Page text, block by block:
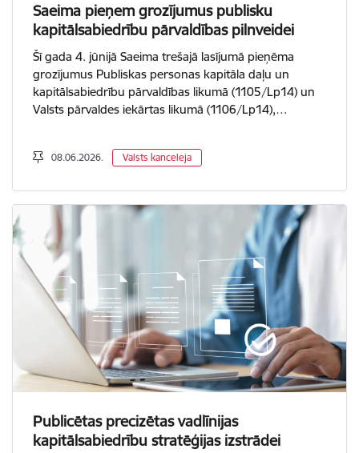
Saeima pieņem grozījumus publisku
kapitālsabiedrību pārvaldības pilnveidei
Šī gada 4. jūnijā Saeima trešajā lasījumā pieņēma
grozījumus Publiskas personas kapitāla daļu un
kapitālsabiedrību pārvaldības likumā (1105/Lp14) un
Valsts pārvaldes iekārtas likumā (1106/Lp14),…
08.06.2026. Valsts kanceleja
Publicētas precizētas vadlīnijas
kapitālsabiedrību stratēģijas izstrādei